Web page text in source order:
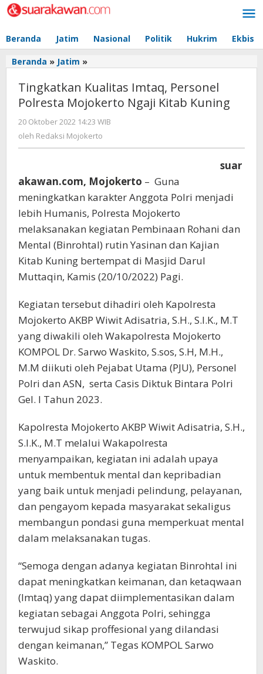
Lewati
ke
Beranda Jatim Nasional Politik Hukrim Ekbis
Beranda » Jatim »
Imtaq,
Personel
Polresta
Mojokerto
Ngaji
Kitab
Tingkatkan Kualitas Imtaq, Personel
Polresta Mojokerto Ngaji Kitab Kuning
20 Oktober 2022 14:23 WIB
oleh Redaksi Mojokerto
suar
akawan.com, Mojokerto – Guna
meningkatkan karakter Anggota Polri menjadi
lebih Humanis, Polresta Mojokerto
melaksanakan kegiatan Pembinaan Rohani dan
Mental (Binrohtal) rutin Yasinan dan Kajian
Kitab Kuning bertempat di Masjid Darul
Muttaqin, Kamis (20/10/2022) Pagi.
Kegiatan tersebut dihadiri oleh Kapolresta
Mojokerto AKBP Wiwit Adisatria, S.H., S.I.K., M.T
yang diwakili oleh Wakapolresta Mojokerto
KOMPOL Dr. Sarwo Waskito, S.sos, S.H, M.H.,
M.M diikuti oleh Pejabat Utama (PJU), Personel
Polri dan ASN, serta Casis Diktuk Bintara Polri
Gel. I Tahun 2023.
Kapolresta Mojokerto AKBP Wiwit Adisatria, S.H.,
S.I.K., M.T melalui Wakapolresta
menyampaikan, kegiatan ini adalah upaya
untuk membentuk mental dan kepribadian
yang baik untuk menjadi pelindung, pelayanan,
dan pengayom kepada masyarakat sekaligus
membangun pondasi guna memperkuat mental
dalam melaksanakan tugas.
“Semoga dengan adanya kegiatan Binrohtal ini
dapat meningkatkan keimanan, dan ketaqwaan
(Imtaq) yang dapat diimplementasikan dalam
kegiatan sebagai Anggota Polri, sehingga
terwujud sikap proffesional yang dilandasi
dengan keimanan,” Tegas KOMPOL Sarwo
Waskito.